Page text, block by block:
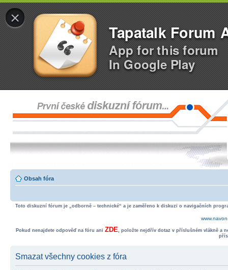
×
Tapatalk Forum
App for this forum
In Google Play
Obsah fóra
Toto diskuzní fórum je „odborně – technické“ a je zaměřeno k diskuzi o navigačních
Pokud nenajdete odpověď na fóru ani ZDE, položte nejdřív dotaz v příslušném vlákně a
Smazat všechny cookies z fóra